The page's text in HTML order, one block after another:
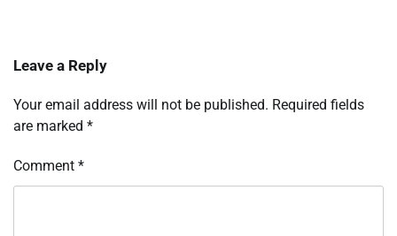
Leave a Reply
Your email address will not be published. Required fields
are marked *
Comment *